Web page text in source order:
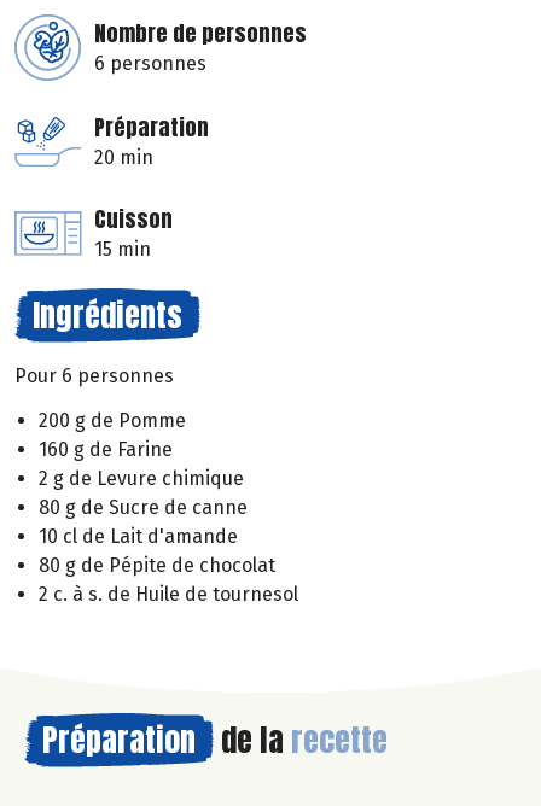
Nombre de personnes
6 personnes
Préparation
20 min
Cuisson
15 min
Ingrédients
Pour 6 personnes
200 g de Pomme
160 g de Farine
2 g de Levure chimique
80 g de Sucre de canne
10 cl de Lait d'amande
80 g de Pépite de chocolat
2 c. à s. de Huile de tournesol
Préparation de la recette